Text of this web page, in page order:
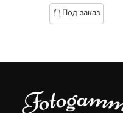
based
onПод заказ